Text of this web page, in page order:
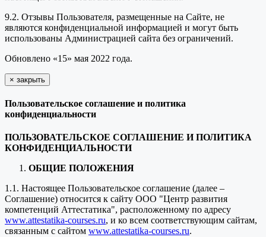
9.2. Отзывы Пользователя, размещенные на Сайте, не
являются конфиденциальной информацией и могут быть
использованы Администрацией сайта без ограничений.
Обновлено «15» мая 2022 года.
× закрыть
Пользовательское соглашение и политика
конфиденциальности
ПОЛЬЗОВАТЕЛЬСКОЕ СОГЛАШЕНИЕ И ПОЛИТИКА
КОНФИДЕНЦИАЛЬНОСТИ
ОБЩИЕ ПОЛОЖЕНИЯ
1.1. Настоящее Пользовательское соглашение (далее –
Соглашение) относится к сайту ООО "Центр развития
компетенций Аттестатика", расположенному по адресу
www.attestatika-courses.ru, и ко всем соответствующим сайтам,
связанным с сайтом www.attestatika-courses.ru.